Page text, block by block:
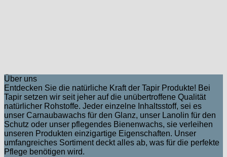
Über uns
Entdecken Sie die natürliche Kraft der Tapir Produkte! Bei
Tapir setzen wir seit jeher auf die unübertroffene Qualität
natürlicher Rohstoffe. Jeder einzelne Inhaltsstoff, sei es
unser Carnaubawachs für den Glanz, unser Lanolin für den
Schutz oder unser pflegendes Bienenwachs, sie verleihen
unseren Produkten einzigartige Eigenschaften. Unser
umfangreiches Sortiment deckt alles ab, was für die perfekte
Pflege benötigen wird.